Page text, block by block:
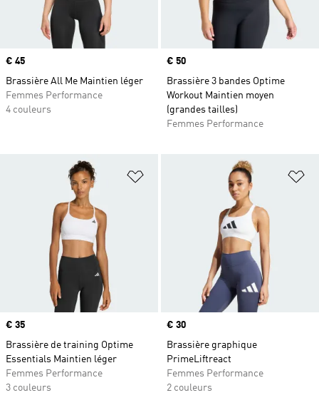
Prix
€ 45
Brassière All Me Maintien léger
Femmes Performance
4 couleurs
Prix
€ 50
Brassière 3 bandes Optime
Workout Maintien moyen
(grandes tailles)
Femmes Performance
Ajouter à la Liste de produits
Prix
€ 35
Brassière de training Optime
Essentials Maintien léger
Femmes Performance
3 couleurs
Prix
€ 30
Brassière graphique
PrimeLiftreact
Femmes Performance
2 couleurs